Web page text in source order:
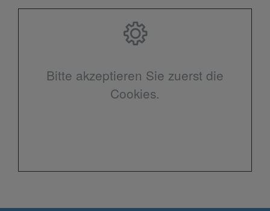
Bitte akzeptieren Sie zuerst die
Cookies.